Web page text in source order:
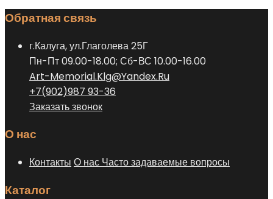
товара.
на
странице
товара.
Обратная связь
г.Калуга, ул.Глаголева 25Г
Пн-Пт 09.00-18.00; Сб-ВС 10.00-16.00
Art-Memorial.Klg@Yandex.Ru
+7(902)987 93-36
Заказать звонок
О нас
Контакты О нас Часто задаваемые вопросы
Каталог